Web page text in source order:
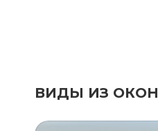
ВИДЫ ИЗ ОКОН